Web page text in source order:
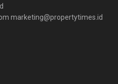
marketing@propertytimes.id